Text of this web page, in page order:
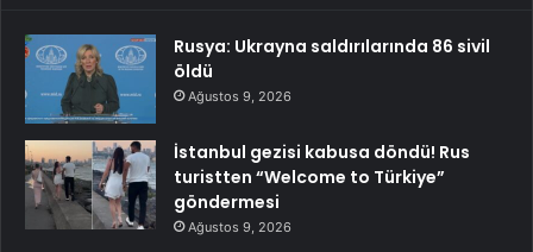
Rusya: Ukrayna saldırılarında 86 sivil
öldü
Ağustos 9, 2026
İstanbul gezisi kabusa döndü! Rus
turistten “Welcome to Türkiye”
göndermesi
Ağustos 9, 2026